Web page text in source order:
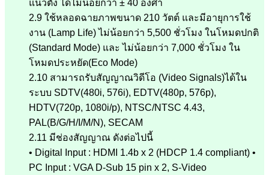
แนวตั้ง ได้ไม่น้อยกว่า ± 40 องศา
2.9 ใช้หลอดฉายภาพขนาด 210 วัตต์ และมีอายุการใช้
งาน (Lamp Life) ไม่น้อยกว่า 5,500 ชั่วโมง ในโหมดปกติ
(Standard Mode) และ ไม่น้อยกว่า 7,000 ชั่วโมง ใน
โหมดประหยัด(Eco Mode)
2.10 สามารถรับสัญญาณวิดีโอ (Video Signals)ได้ใน
ระบบ SDTV(480i, 576i), EDTV(480p, 576p),
HDTV(720p, 1080i/p), NTSC/NTSC 4.43,
PAL(B/G/H/I/M/N), SECAM
2.11 มีช่องสัญญาณ ดังต่อไปนี้
• Digital Input : HDMI 1.4b x 2 (HDCP 1.4 compliant) •
PC Input : VGA D-Sub 15 pin x 2, S-Video